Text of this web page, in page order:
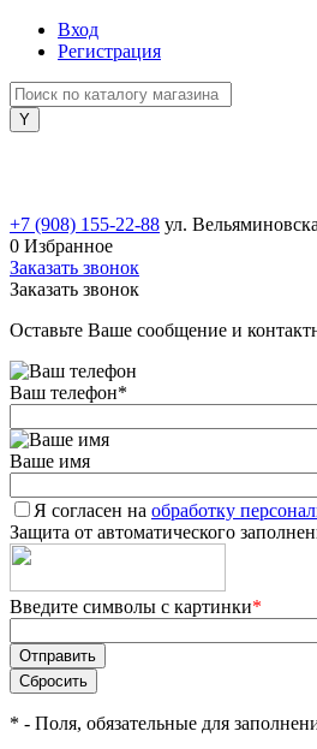
Вход
Регистрация
+7 (908) 155-22-88 ул.
0 Избранное
Заказать звонок
Заказать звонок
Оставьте Ваше сообщение и
Ваш телефон*
Ваше имя
Я согласен на обработку
Защита от автоматического
Введите символы с картинки*
* - Поля, обязательные для